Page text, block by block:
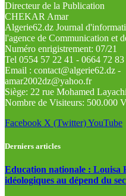
Directeur de la Publication
CHEKAR Amar
Algerie62.dz Journal
l'agence de Communication et
Numéro enrigistrement: 07/21
Tel 0554 57 22 41 - 0664 72 83
Email : contact@algerie62.dz -
amar2002dz@yahoo.fr
Siège: 22 rue Mohamed
Nombre de Visiteurs: 500.000
Facebook X (Twitter)YouTube
Derniers articles
Education nationale : Louisa
idéologiques au dépend du